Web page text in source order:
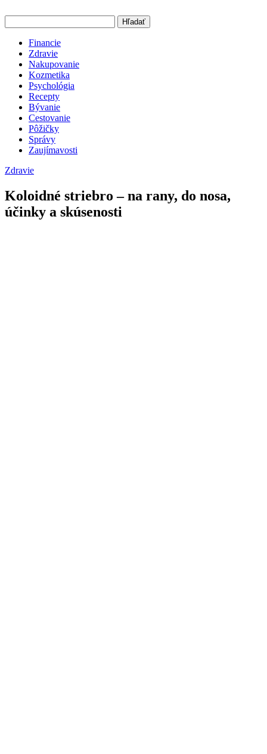
Hľadať
Financie
Zdravie
Nakupovanie
Kozmetika
Psychológia
Recepty
Bývanie
Cestovanie
Pôžičky
Správy
Zaujímavosti
Zdravie
Koloidné striebro – na rany, do nosa,
účinky a skúsenosti